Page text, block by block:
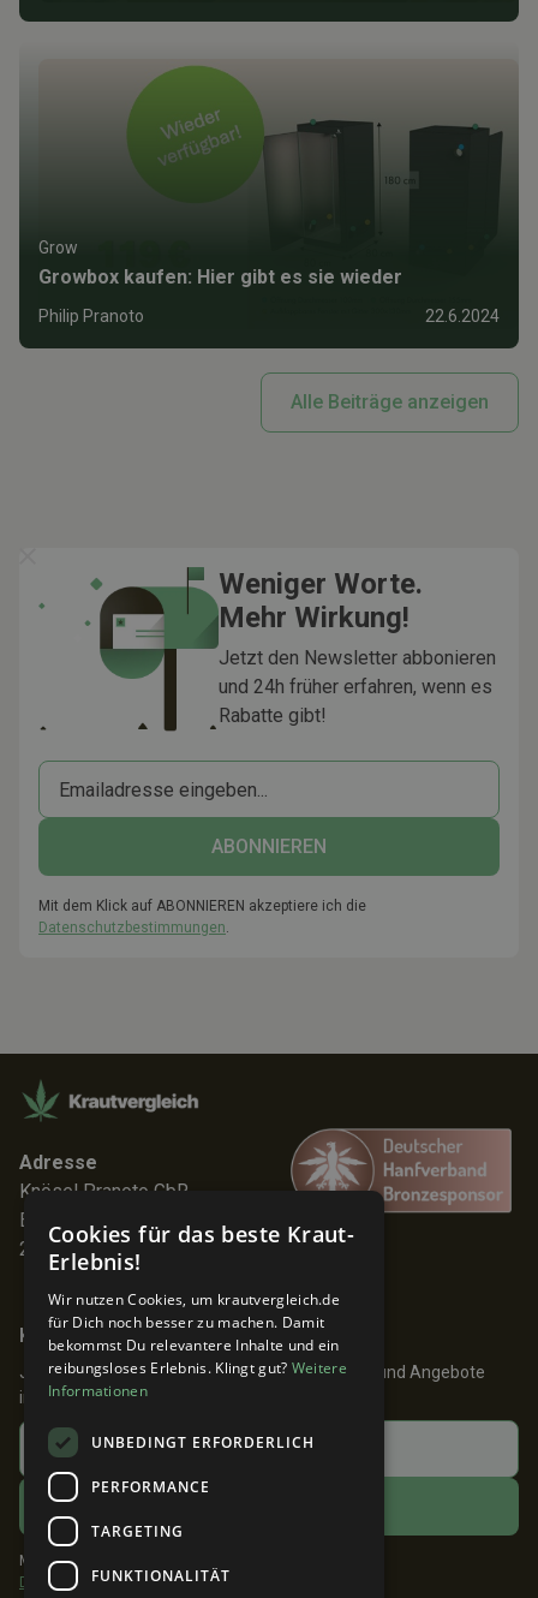
Grow
Growbox kaufen: Hier gibt es sie wieder
Philip Pranoto 22.6.2024
Alle Beiträge anzeigen
Weniger Worte.
Mehr Wirkung!
Jetzt den Newsletter abbonieren
und 24h früher erfahren, wenn es
Rabatte gibt!
Mit dem Klick auf ABONNIEREN akzeptiere ich die
Datenschutzbestimmungen.
Adresse
Knösel Pranoto GbR
Elmenhorststr. 7
22767 Hamburg
Keine Angebote verpassen!
Jetzt anmelden und 24h früher über Aktionen und Angebote
informiert werden!
Mit dem Klick auf ABONNIEREN akzeptiere ich die
Datenschutzbestimmungen
Cookies für das beste Kraut-
Erlebnis!
Wir nutzen Cookies, um krautvergleich.de
für Dich noch besser zu machen. Damit
bekommst Du relevantere Inhalte und ein
reibungsloses Erlebnis. Klingt gut? Weitere
Informationen
UNBEDINGT ERFORDERLICH
PERFORMANCE
TARGETING
FUNKTIONALITÄT